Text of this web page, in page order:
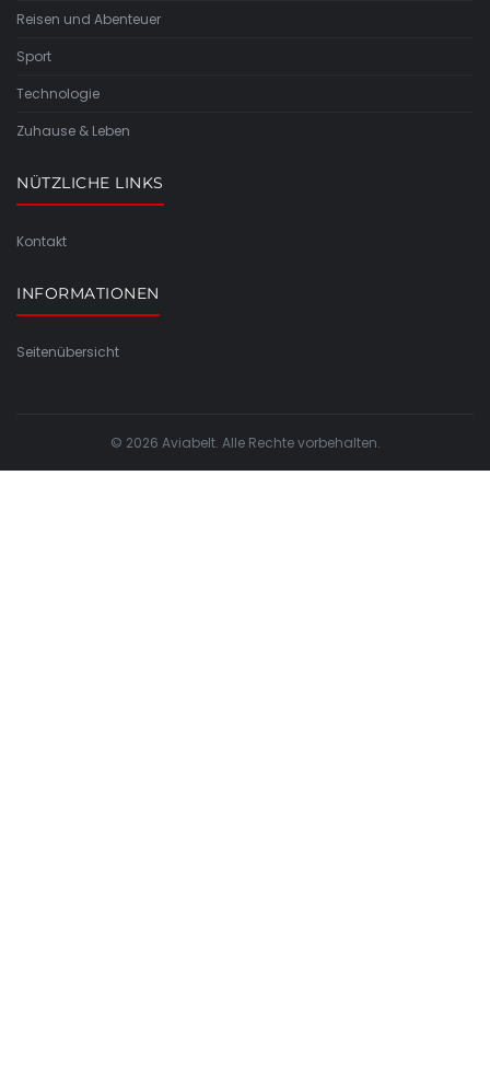
Reisen und Abenteuer
Sport
Technologie
Zuhause & Leben
NÜTZLICHE LINKS
Kontakt
INFORMATIONEN
Seitenübersicht
© 2026 Aviabelt. Alle Rechte vorbehalten.